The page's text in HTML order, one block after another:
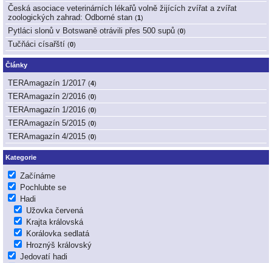
Česká asociace veterinárních lékařů volně žijících zvířat a zvířat
zoologických zahrad: Odborné stan (1)
Pytláci slonů v Botswaně otrávili přes 500 supů (0)
Tučňáci císařští (0)
Články
TERAmagazín 1/2017 (4)
TERAmagazín 2/2016 (0)
TERAmagazín 1/2016 (0)
TERAmagazín 5/2015 (0)
TERAmagazín 4/2015 (0)
Kategorie
Začínáme
Pochlubte se
Hadi
Užovka červená
Krajta královská
Korálovka sedlatá
Hroznýš královský
Jedovatí hadi